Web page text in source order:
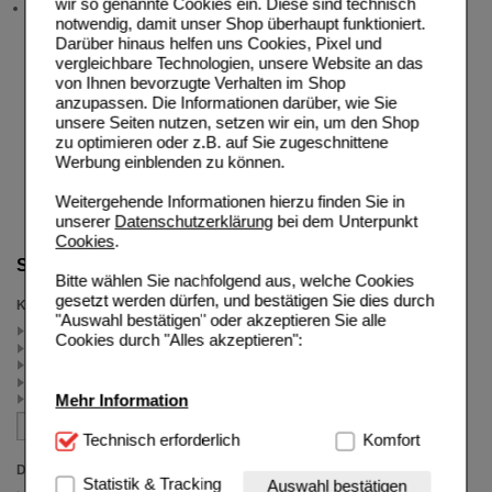
notwendig, damit unser Shop überhaupt funktioniert.
Darüber hinaus helfen uns Cookies, Pixel und
vergleichbare Technologien, unsere Website an das
von Ihnen bevorzugte Verhalten im Shop
anzupassen. Die Informationen darüber, wie Sie
unsere Seiten nutzen, setzen wir ein, um den Shop
zu optimieren oder z.B. auf Sie zugeschnittene
Werbung einblenden zu können.
Weitergehende Informationen hierzu finden Sie in
unserer Datenschutzerklärungbei dem Unterpunkt
Cookies.
Bitte wählen Sie nachfolgend aus, welche Cookies
gesetzt werden dürfen, und bestätigen Sie dies durch
"Auswahl bestätigen" oder akzeptieren Sie alle
Cookies durch "Alles akzeptieren":
Mehr Information
Technisch Notwendig:Hierbei handelt es sich um
Website notwendig sind (z.B. Navigation, Warenkorb,
Technisch erforderlich Komfort
Statistik & Tracking Auswahl bestätigen
Suche verfeinern
Kategorien
Bärlauch (3)
Bockshornklee (2)
Magnesium (1)
Darreichungsform
Stellenangebote